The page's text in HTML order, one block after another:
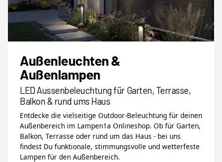
Außenleuchten &
Außenlampen
LED Aussenbeleuchtung für Garten, Terrasse,
Balkon & rund ums Haus
Entdecke die vielseitige Outdoor-Beleuchtung für deinen
Außenbereich im Lampen1a Onlineshop. Ob für Garten,
Balkon, Terrasse oder rund um das Haus - bei uns
findest Du funktionale, stimmungsvolle und wetterfeste
Lampen für den Außenbereich.